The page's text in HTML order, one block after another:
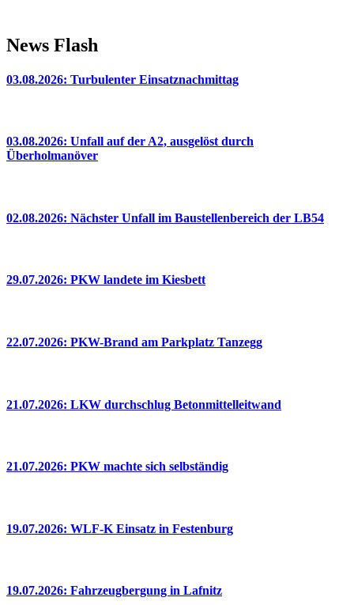
News Flash
03.08.2026: Turbulenter Einsatznachmittag
03.08.2026: Unfall auf der A2, ausgelöst durch
Überholmanöver
02.08.2026: Nächster Unfall im Baustellenbereich der LB54
29.07.2026: PKW landete im Kiesbett
22.07.2026: PKW-Brand am Parkplatz Tanzegg
21.07.2026: LKW durchschlug Betonmittelleitwand
21.07.2026: PKW machte sich selbständig
19.07.2026: WLF-K Einsatz in Festenburg
19.07.2026: Fahrzeugbergung in Lafnitz